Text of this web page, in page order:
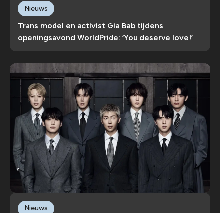
Trans model en activist Gia Bab tijdens
openingsavond WorldPride: ‘You deserve love!’
Nieuws
Nieuws